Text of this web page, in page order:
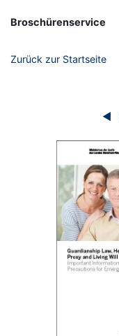
Broschürenservice
Zurück zur Startseite